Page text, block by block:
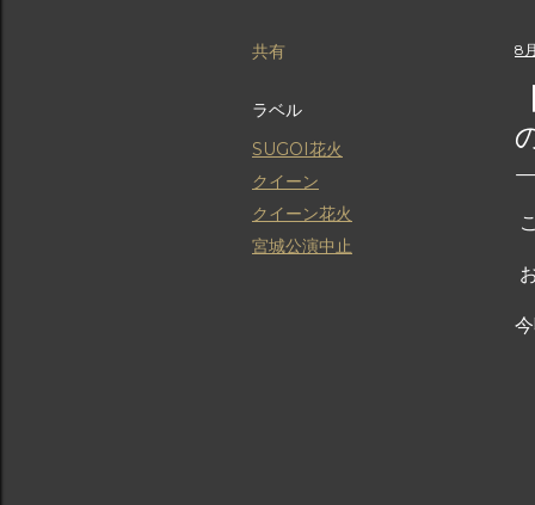
共有
ラベル
SUGOI花火
クイーン
クイーン花火
宮城公演中止
8